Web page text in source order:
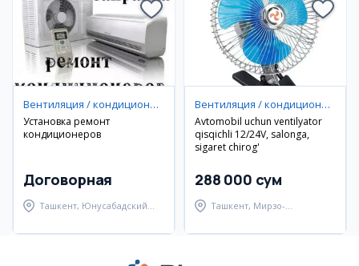
Вентиляция / кондиционирование
Установка ремонт
кондиционеров
Договорная
Ташкент, Юнусабадский
Вентиляция / кондиционирование
Avtomobil uchun ventilyator
qisqichli 12/24V, salonga,
sigaret chirog'
288 000 сум
Ташкент, Мирзо-